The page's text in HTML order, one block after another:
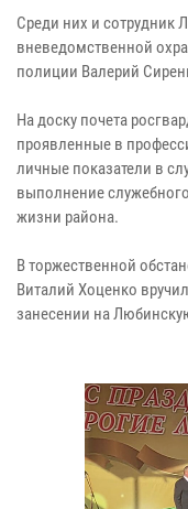
Среди них и сотрудник
вневедомственной
полиции Валерий
На доску почета
проявленные в
личные показатели в
выполнение
жизни района.
В торжественной
Виталий Хоценко
занесении на